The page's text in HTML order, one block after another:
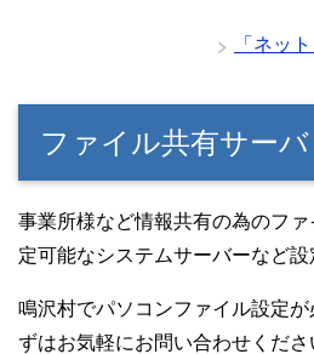
「ネッ
ファイル共有サーバ
事業所様など情報共有の為のフ
定可能なシステムサーバーなど設
鳴沢村でパソコンファイル設定
ずはお気軽にお問い合わせくだ